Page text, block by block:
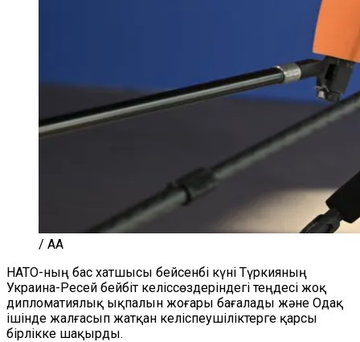
/ AA
НАТО-ның бас хатшысы бейсенбі күні Түркияның
Украина-Ресей бейбіт келіссөздеріндегі теңдесі жоқ
дипломатиялық ықпалын жоғары бағалады және Одақ
ішінде жалғасып жатқан келіспеушіліктерге қарсы
бірлікке шақырды.